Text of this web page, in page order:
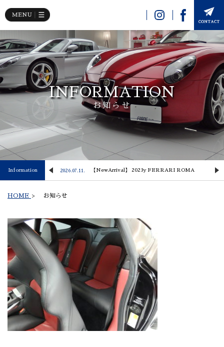
INFORMATION
お知らせ
Information
Lusso 2026.07.11. 【NewArrival】 2023y FERRARI ROMA
HOME > お知らせ